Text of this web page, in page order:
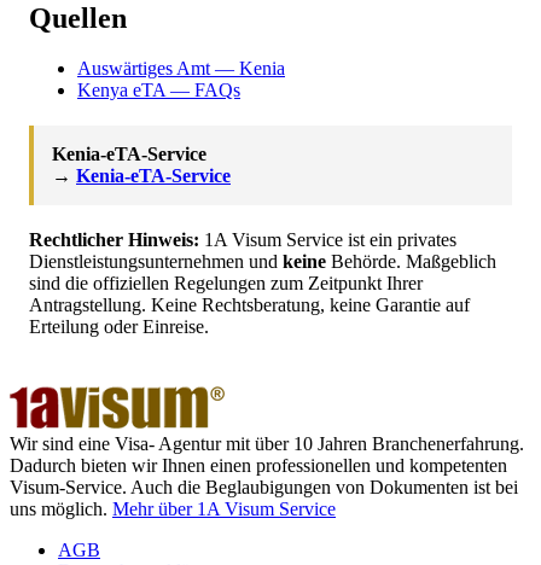
Quellen
Auswärtiges Amt — Kenia
Kenya eTA — FAQs
Kenia-eTA-Service
→ Kenia-eTA-Service
Rechtlicher Hinweis: 1A Visum Service ist ein privates
Dienstleistungsunternehmen und keine Behörde. Maßgeblich
sind die offiziellen Regelungen zum Zeitpunkt Ihrer
Antragstellung. Keine Rechtsberatung, keine Garantie auf
Erteilung oder Einreise.
Wir sind eine Visa- Agentur mit über 10 Jahren Branchenerfahrung.
Dadurch bieten wir Ihnen einen professionellen und kompetenten
Visum-Service. Auch die Beglaubigungen von Dokumenten ist bei
uns möglich. Mehr über 1A Visum Service
AGB